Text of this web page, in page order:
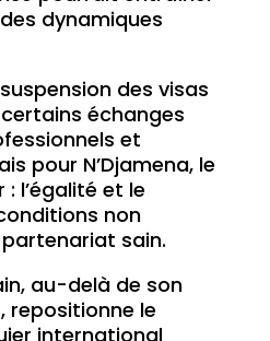
dynamiques
des visas
échanges
et
pour N’Djamena, le
l’égalité et le
non
sain.
au-delà de son
le
international